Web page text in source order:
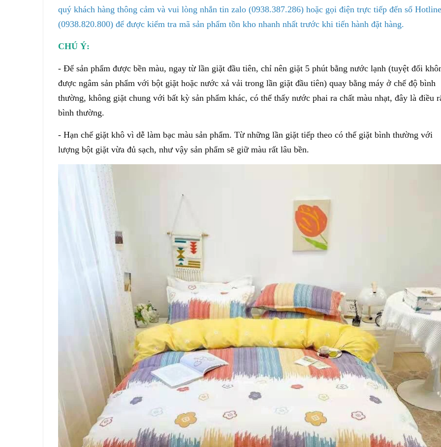
quý khách hàng thông cảm và vui lòng nhắn tin zalo (0938.387.286) hoặc gọi điện trực tiếp đến số Hotline
(0938.820.800) để được kiểm tra mã sản phẩm tồn kho nhanh nhất trước khi tiến hành đặt hàng.
CHÚ Ý:
- Để sản phẩm được bền màu, ngay từ lần giặt đầu tiên, chỉ nên giặt 5 phút bằng nước lạnh (tuyệt đối
được ngâm sản phẩm với bột giặt hoặc nước xả vải trong lần giặt đầu tiên) quay bằng máy ở chế độ bình
thường, không giặt chung với bất kỳ sản phẩm khác, có thể thấy nước phai ra chất màu nhạt, đây là điều
bình thường.
- Hạn chế giặt khô vì dễ làm bạc màu sản phẩm. Từ những lần giặt tiếp theo có thể giặt bình thường với
lượng bột giặt vừa đủ sạch, như vậy sản phẩm sẽ giữ màu rất lâu bền.